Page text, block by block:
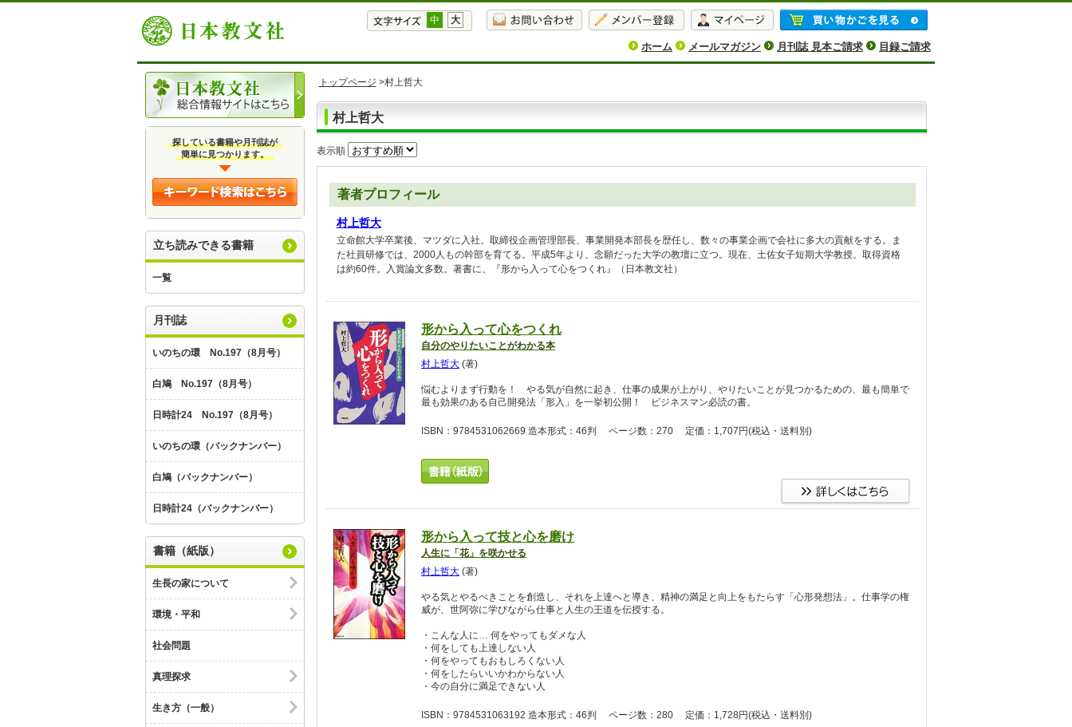
中 大
ホーム メールマガジン 月刊誌 見本ご請求 目録ご請求
探している書籍や月刊誌が
簡単に見つかります。
立ち読みできる書籍
一覧
月刊誌
いのちの環 No.197（8月号）
白鳩 No.197（8月号）
日時計24 No.197（8月号）
いのちの環（バックナンバー）
白鳩（バックナンバー）
日時計24（バックナンバー）
書籍（紙版）
生長の家について
環境・平和
社会問題
真理探求
生き方（一般）
トップページ >村上哲大
村上哲大
表示順
著者プロフィール
村上哲大
立命館大学卒業後、マツダに入社。取締役企画管理部長、事業開発本部長を歴任し、数々の事業企画で会社に多大の貢献をする。ま
た社員研修では、2000人もの幹部を育てる。平成5年より、念願だった大学の教壇に立つ。現在、土佐女子短期大学教授。取得資格
は約60件。入賞論文多数。著書に、『形から入って心をつくれ』（日本教文社）
形から入って心をつくれ
自分のやりたいことがわかる本
村上哲大 (著)
悩むよりまず行動を！ やる気が自然に起き、仕事の成果が上がり、やりたいことが見つかるための、最も簡単で
最も効果のある自己開発法「形入」を一挙初公開！ ビジネスマン必読の書。
ISBN：9784531062669 造本形式：46判 ページ数：270 定価：1,707円(税込・送料別)
形から入って技と心を磨け
人生に「花」を咲かせる
村上哲大 (著)
やる気とやるべきことを創造し、それを上達へと導き、精神の満足と向上をもたらす「心形発想法」。仕事学の権
威が、世阿弥に学びながら仕事と人生の王道を伝授する。
・こんな人に… 何をやってもダメな人
・何をしても上達しない人
・何をやってもおもしろくない人
・何をしたらいいかわからない人
・今の自分に満足できない人
ISBN：9784531063192 造本形式：46判 ページ数：280 定価：1,728円(税込・送料別)